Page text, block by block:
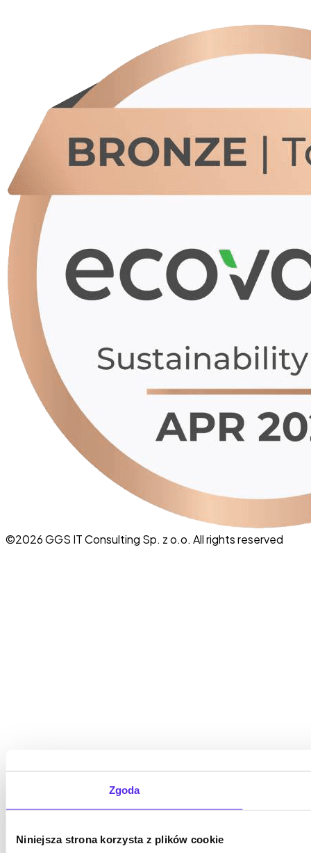
Zgoda
Niniejsza strona korzysta z plików cookie
©2026GGS IT Consulting Sp. z o.o. All rights reserved